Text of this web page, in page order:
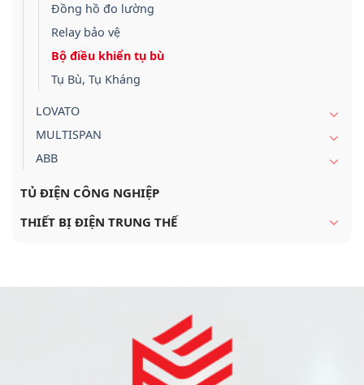
Đồng hồ đo lường
Relay bảo vệ
Bộ điều khiển tụ bù
Tụ Bù, Tụ Kháng
LOVATO
MULTISPAN
ABB
TỦ ĐIỆN CÔNG NGHIỆP
THIẾT BỊ ĐIỆN TRUNG THẾ